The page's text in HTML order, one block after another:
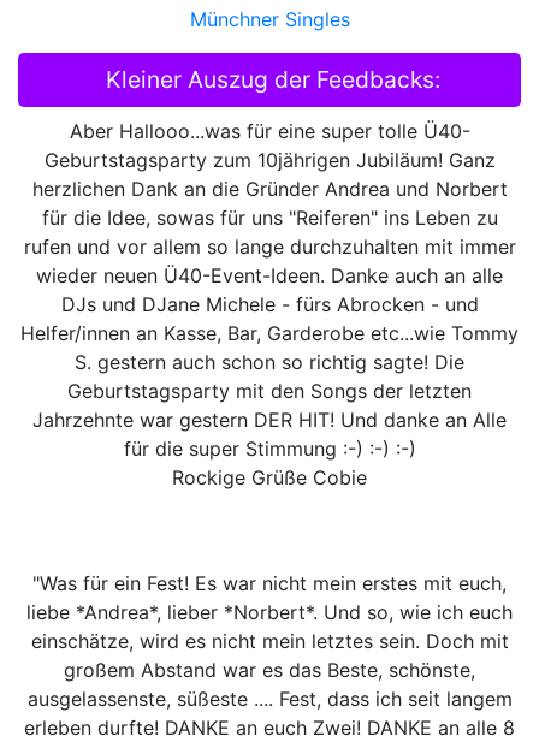
Münchner Singles
Kleiner Auszug der Feedbacks:
Aber Hallooo...was für eine super tolle Ü40-
Geburtstagsparty zum 10jährigen Jubiläum! Ganz
herzlichen Dank an die Gründer Andrea und Norbert
für die Idee, sowas für uns "Reiferen" ins Leben zu
rufen und vor allem so lange durchzuhalten mit immer
wieder neuen Ü40-Event-Ideen. Danke auch an alle
DJs und DJane Michele - fürs Abrocken - und
Helfer/innen an Kasse, Bar, Garderobe etc...wie Tommy
S. gestern auch schon so richtig sagte! Die
Geburtstagsparty mit den Songs der letzten
Jahrzehnte war gestern DER HIT! Und danke an Alle
für die super Stimmung :-) :-) :-)
Rockige Grüße Cobie
"Was für ein Fest! Es war nicht mein erstes mit euch,
liebe *Andrea*, lieber *Norbert*. Und so, wie ich euch
einschätze, wird es nicht mein letztes sein. Doch mit
großem Abstand war es das Beste, schönste,
ausgelassenste, süßeste .... Fest, dass ich seit langem
erleben durfte! DANKE an euch Zwei! DANKE an alle 8